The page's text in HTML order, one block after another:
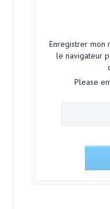
Enregistrer mon
le navigateur
Please